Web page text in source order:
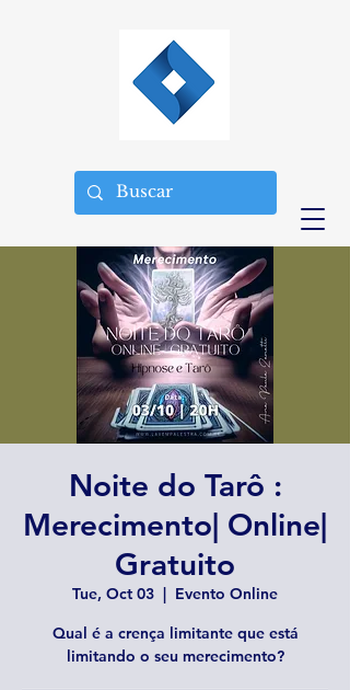
Noite do Tarô :
Merecimento| Online|
Gratuito
Tue, Oct 03
  |
Evento Online
Qual é a crença limitante que está
limitando o seu merecimento?